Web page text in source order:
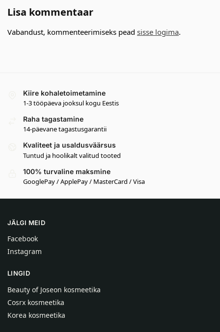
Lisa kommentaar
Vabandust, kommenteerimiseks pead sisse logima.
Kiire kohaletoimetamine
1-3 tööpäeva jooksul kogu Eestis
Raha tagastamine
14-päevane tagastusgarantii
Kvaliteet ja usaldusväärsus
Tuntud ja hoolikalt valitud tooted
100% turvaline maksmine
GooglePay / ApplePay / MasterCard / Visa
JÄLGI MEID
Facebook
Instagram
LINGID
Beauty of Joseon kosmeetika
Cosrx kosmeetika
Korea kosmeetika